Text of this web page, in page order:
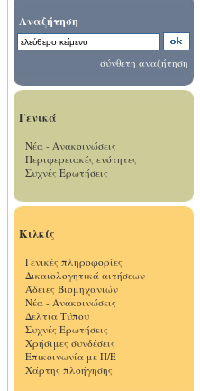
Αναζήτηση
σύνθετη αναζήτηση
Γενικά
Νέα - Ανακοινώσεις
Περιφερειακές ενότητες
Συχνές Ερωτήσεις
Κιλκίς
Γενικές πληροφορίες
Δικαιολογητικά αιτήσεων
Άδειες Βιομηχανιών
Νέα - Ανακοινώσεις
Δελτία Τύπου
Συχνές Ερωτήσεις
Χρήσιμες συνδέσεις
Επικοινωνία με Π/Ε
Χάρτης πλοήγησης